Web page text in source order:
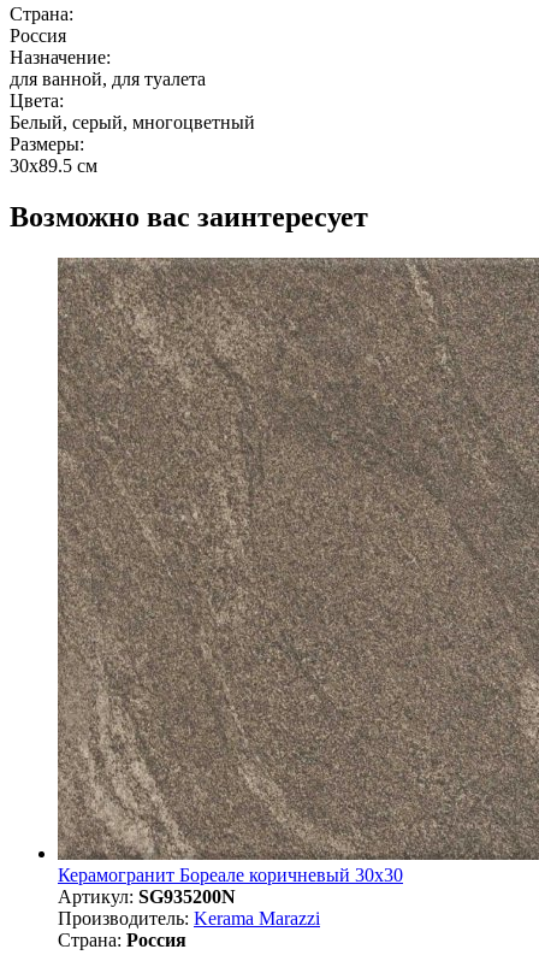
Страна:
Россия
Назначение:
для ванной, для туалета
Цвета:
Белый, серый, многоцветный
Размеры:
30x89.5 см
Возможно вас заинтересует
Керамогранит Бореале коричневый 30x30
Артикул: SG935200N
Производитель: Kerama Marazzi
Страна: Россия